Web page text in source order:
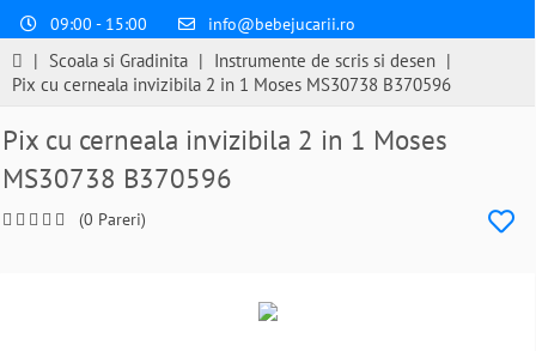
09:00 - 15:00
info@bebejucarii.ro
| Scoala si Gradinita | Instrumente de scris si desen |
Pix cu cerneala invizibila 2 in 1 Moses MS30738 B370596
Pix cu cerneala invizibila 2 in 1 Moses
MS30738 B370596
(0 Pareri)